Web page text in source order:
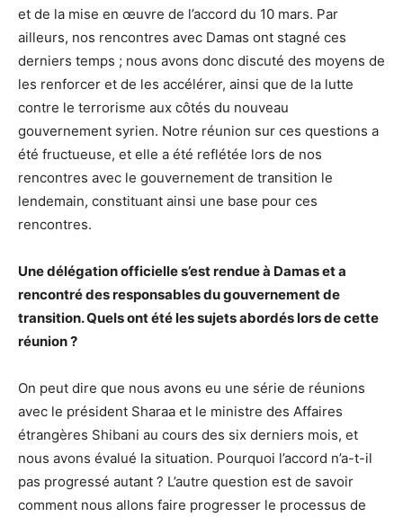
et de la mise en œuvre de l’accord du 10 mars. Par
ailleurs, nos rencontres avec Damas ont stagné ces
derniers temps ; nous avons donc discuté des moyens de
les renforcer et de les accélérer, ainsi que de la lutte
contre le terrorisme aux côtés du nouveau
gouvernement syrien. Notre réunion sur ces questions a
été fructueuse, et elle a été reflétée lors de nos
rencontres avec le gouvernement de transition le
lendemain, constituant ainsi une base pour ces
rencontres.
Une délégation officielle s’est rendue à Damas et a
rencontré des responsables du gouvernement de
transition. Quels ont été les sujets abordés lors de cette
réunion ?
On peut dire que nous avons eu une série de réunions
avec le président Sharaa et le ministre des Affaires
étrangères Shibani au cours des six derniers mois, et
nous avons évalué la situation. Pourquoi l’accord n’a-t-il
pas progressé autant ? L’autre question est de savoir
comment nous allons faire progresser le processus de